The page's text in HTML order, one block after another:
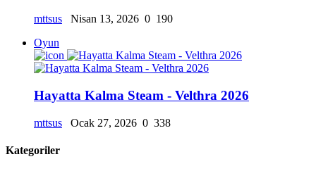
mttsus Nisan 13, 2026 0 190
Oyun
Hayatta Kalma Steam - Velthra 2026
mttsus Ocak 27, 2026 0 338
Kategoriler